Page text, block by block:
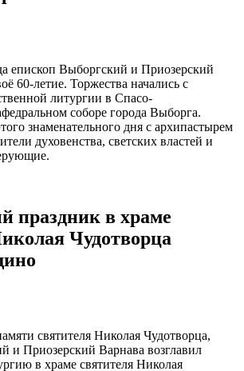
епископ Выборгский и Приозерский
60-летие. Торжества начались с
литургии в Спасо-
соборе города Выборга.
знаменательного дня с архипастырем
духовенства, светских властей и
праздник в храме
Чудотворца
святителя Николая Чудотворца,
и Приозерский Варнава возглавил
в храме святителя Николая